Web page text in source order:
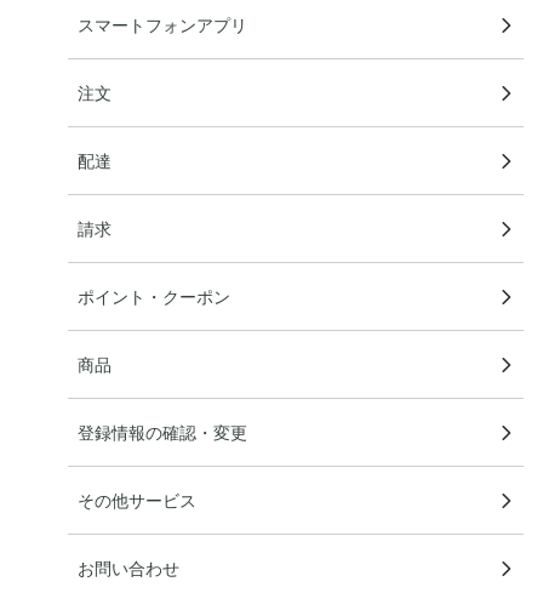
スマートフォンアプリ
注文
配達
請求
ポイント・クーポン
商品
登録情報の確認・変更
その他サービス
お問い合わせ